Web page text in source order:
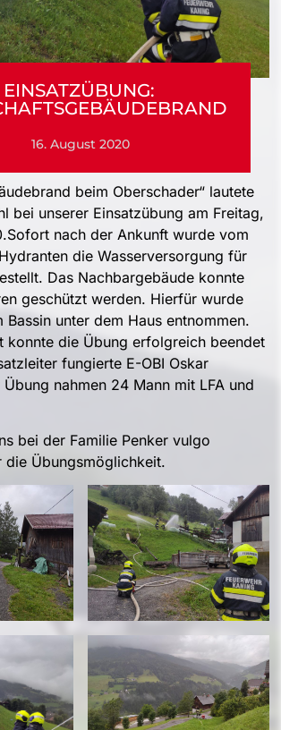
EINSATZÜBUNG:
16. August 2020
beim Oberschader“ lautete
bei unserer Einsatzübung am Freitag,
nach der Ankunft wurde vom
die Wasserversorgung für
Das Nachbargebäude konnte
geschützt werden. Hierfür wurde
Bassin unter dem Haus entnommen.
konnte die Übung erfolgreich beendet
fungierte E-OBI Oskar
nahmen 24 Mann mit LFA und
bei der Familie Penker vulgo
die Übungsmöglichkeit.